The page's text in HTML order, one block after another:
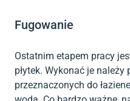
Fugowanie
Ostatnim etapem pracy
płytek. Wykonać je należy
przeznaczonych do